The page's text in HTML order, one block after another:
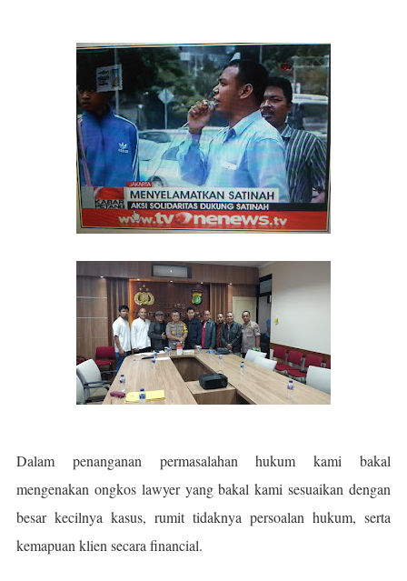
Dalam penanganan permasalahan hukum kami bakal
mengenakan ongkos lawyer yang bakal kami sesuaikan dengan
besar kecilnya kasus, rumit tidaknya persoalan hukum, serta
kemapuan klien secara financial.